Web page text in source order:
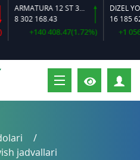
ARMATURA 12 ST 35 GS O‘LCHAMLI
8 302 168.43
+140 408.47(1.72%)
DIZEL
16 185
+1 056
jadvallari